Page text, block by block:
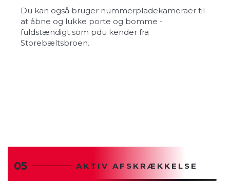
Du kan også bruger nummerpladekameraer til
at åbne og lukke porte og bomme -
fuldstændigt som pdu kender fra
Storebæltsbroen.
05 AKTIV AFSKRÆKKELSE